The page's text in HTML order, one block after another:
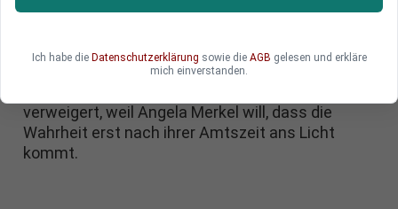
Der Deutsche Bundestag beschließt heute einen
europäischen Steuerzahler unausweichlich ist.
Ein glatter Schuldenschnitt für Griechenland
verweigert, weil Angela Merkel will, dass die
Wahrheit erst nach ihrer Amtszeit ans Licht
kommt.
Ich habe die Datenschutzerklärung sowie die AGB gelesen und erkläre
mich einverstanden.